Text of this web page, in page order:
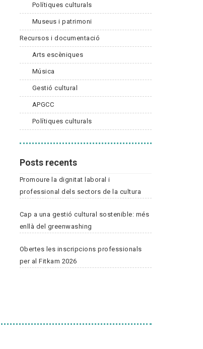
Polítiques culturals
Museus i patrimoni
Recursos i documentació
Arts escèniques
Música
Gestió cultural
APGCC
Polítiques culturals
Posts recents
Promoure la dignitat laboral i
professional dels sectors de la cultura
Cap a una gestió cultural sostenible: més
enllà del greenwashing
Obertes les inscripcions professionals
per al Fitkam 2026